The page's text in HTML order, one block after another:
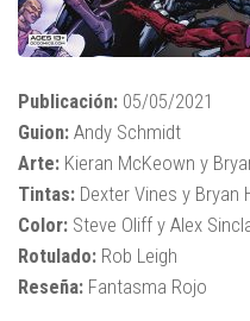
Publicación: 05/05/2021
Guion: Andy Schmidt
Arte: Kieran McKeown y
Tintas: Dexter Vines y Bryan
Color: Steve Oliff y Alex
Rotulado: Rob Leigh
Reseña: Fantasma Rojo